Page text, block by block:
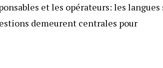
et les opérateurs: les langues
demeurent centrales pour